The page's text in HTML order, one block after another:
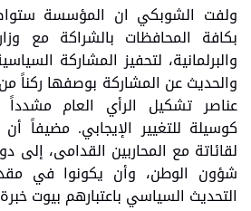
ولفت الشوبكي ان المؤسسة
بكافة المحافظات بالشراكة مع
والبرلمانية، لتحفيز المشاركة
والحديث عن المشاركة بوصفها ركناً
عناصر تشكيل الرأي العام
كوسيلة للتغيير الإيجابي. مضيفاً
لقائاتة مع المحاربين القدامى، إلى
شؤون الوطن، وأن يكونوا في
التحديث السياسي باعتبارهم بيوت